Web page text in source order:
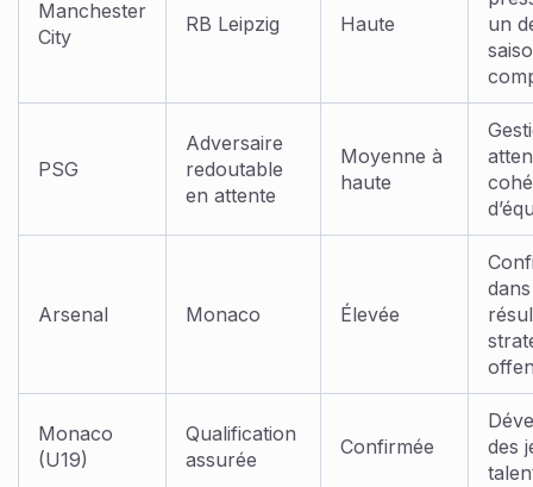
Manchester
City
RB Leipzig Haute
un
PSG
Adversaire
redoutable
en attente
Moyenne à
haute
Arsenal Monaco Élevée
Monaco
(U19)
Qualification
assurée
Confirmée
des